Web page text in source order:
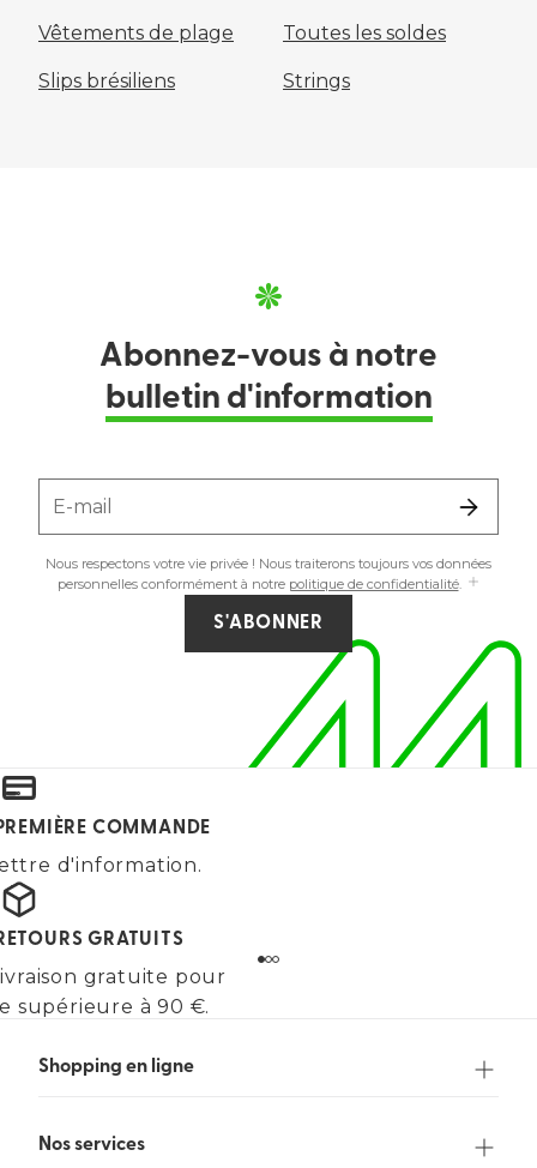
Vêtements de plage Toutes les soldes
Slips brésiliens Strings
Abonnez-vous à notre
bulletin d'information
E-mail
Nous respectons votre vie privée ! Nous traiterons toujours vos données
personnelles conformément à notre politique de confidentialité.
S'ABONNER
COMMANDE
d'information.
GRATUITS
gratuite pour
supérieure à 90 €.
Shopping en ligne
Nos services